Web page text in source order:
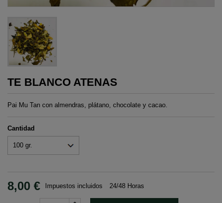
TE BLANCO ATENAS
Pai Mu Tan con almendras, plátano, chocolate y cacao.
Cantidad
8,00 € Impuestos incluidos 24/48 Horas